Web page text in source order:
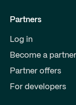
Partners
Log in
Become a partner
Partner offers
For developers